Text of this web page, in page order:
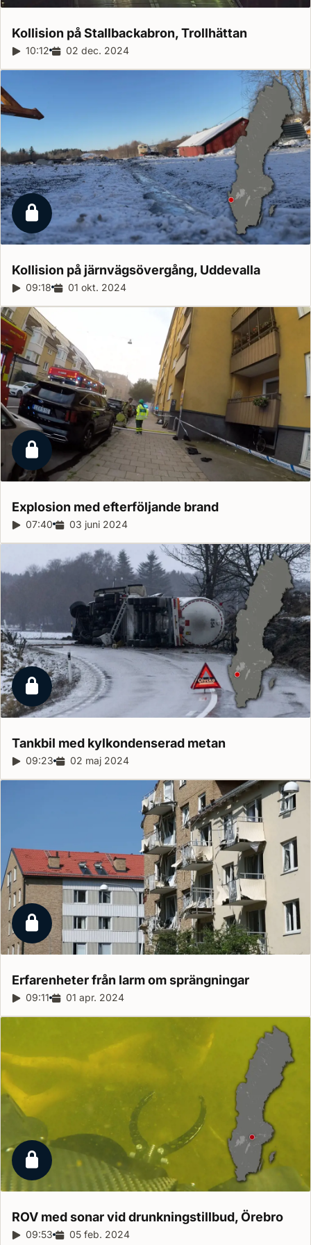
Kollision på Stallbackabron,Trollhättan
Reportagelängd:
10:12 Releasedatum:
02 dec. 2024
Låst reportage
Kollision på järnvägsövergång, Uddevalla
Reportagelängd:
09:18 Releasedatum:
01 okt. 2024
Låst reportage
Explosion med efterföljande brand
Reportagelängd:
07:40 Releasedatum:
03 juni 2024
Låst reportage
Tankbil med kylkondenserad metan
Reportagelängd:
09:23 Releasedatum:
02 maj 2024
Låst reportage
Erfarenheter från larm omsprängningar
Reportagelängd:
09:11 Releasedatum:
01 apr. 2024
Låst reportage
ROV med sonar vid drunkningstillbud,Örebro
Reportagelängd:
09:53 Releasedatum:
05 feb. 2024